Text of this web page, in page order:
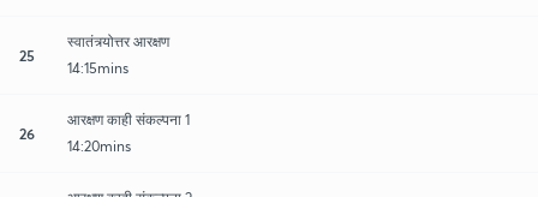
25
स्वातंत्र्योत्तर आरक्षण
14:15mins
26
आरक्षण काही संकल्पना 1
14:20mins